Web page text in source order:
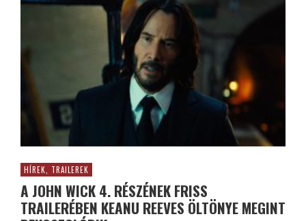
HÍREK, TRAILEREK
A JOHN WICK 4. RÉSZÉNEK FRISS
TRAILERÉBEN KEANU REEVES ÖLTÖNYE MEGINT